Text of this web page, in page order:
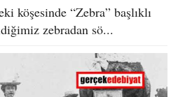
köşesinde “Zebra” başlıklı
zebradan sö...